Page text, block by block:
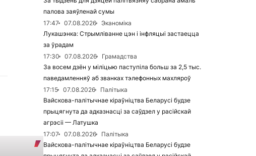
палова заяўленай сумы
17:47
07.08.2026
Эканоміка
Лукашэнка: Стрымліванне цэн і інфляцыі застаецца
за ўрадам
17:30
07.08.2026
Грамадства
За восем дзён у міліцыю паступіла больш за 2,5 тыс.
паведамленняў аб званках тэлефонных махляроў
17:15
07.08.2026
Палітыка
Вайскова-палітычнае кіраўніцтва Беларусі будзе
прыцягнута да адказнасці за саўдзел у расійскай
агрэсіі — Латушка
17:07
07.08.2026
Палітыка
Вайскова-палітычнае кіраўніцтва Беларусі будзе